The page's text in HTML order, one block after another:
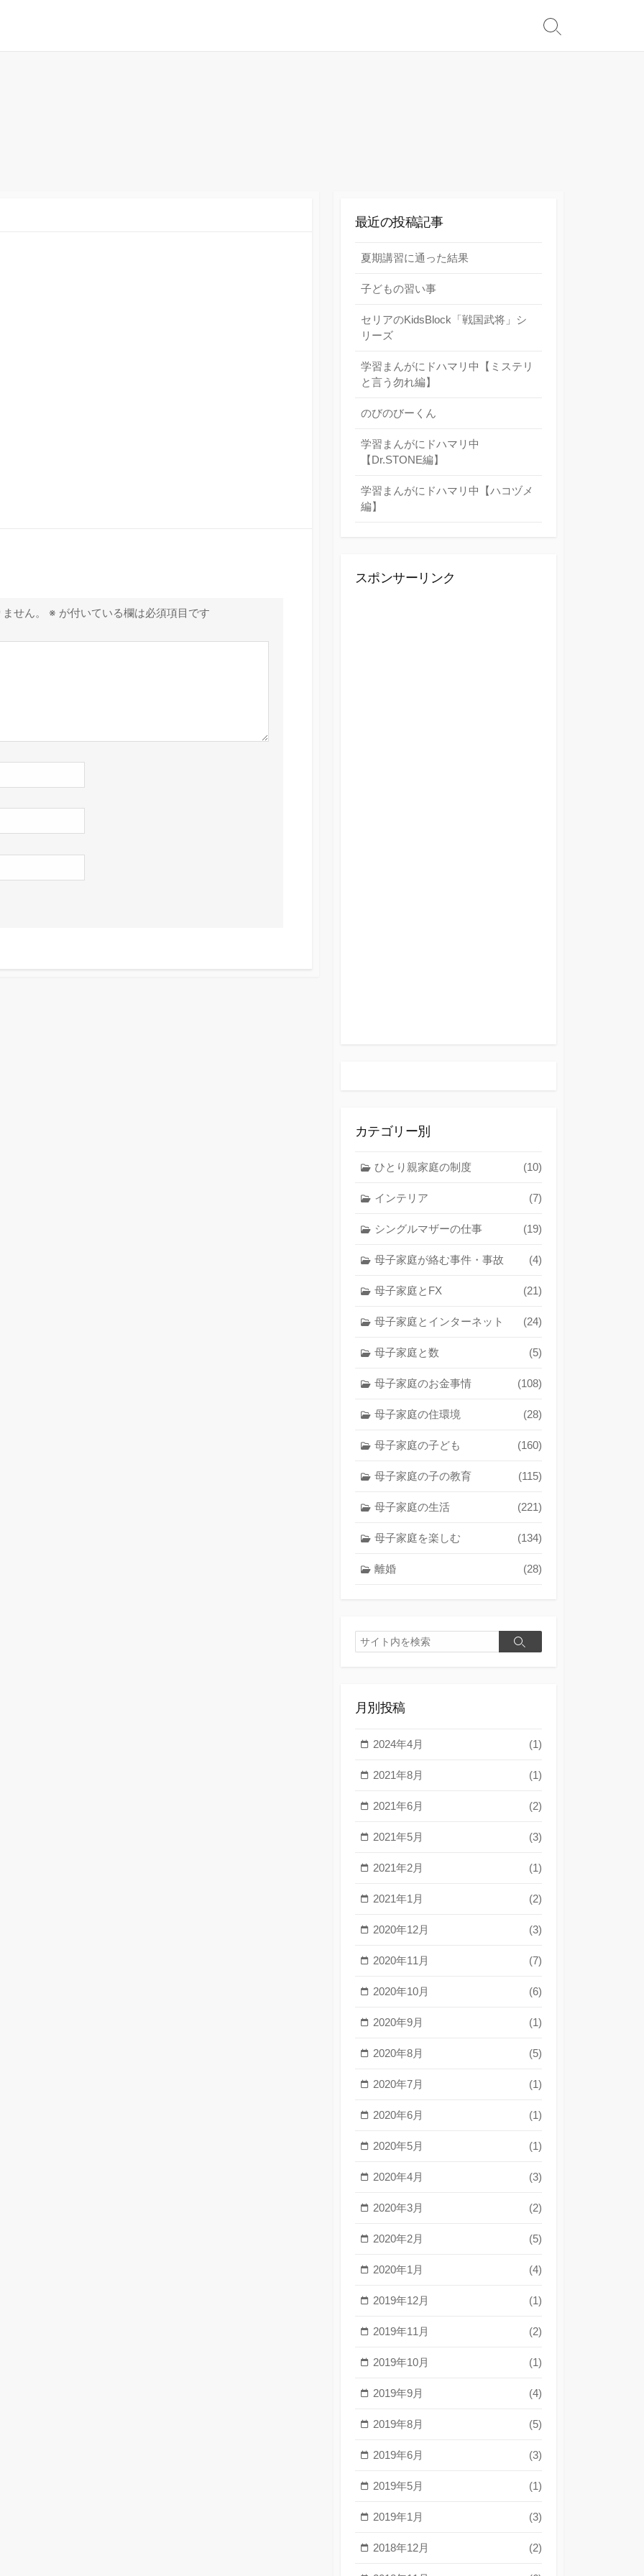
検
せん。 ※ が付いている欄は必須項目です
最近の投稿記事
夏期講習に通った結果
子どもの習い事
セリアのKidsBlock「戦国武将」シ
リーズ
学習まんがにドハマリ中【ミステリ
と言う勿れ編】
のびのびーくん
学習まんがにドハマリ中
【Dr.STONE編】
学習まんがにドハマリ中【ハコヅメ
編】
スポンサーリンク
カテゴリー別
ひとり親家庭の制度 (10)
インテリア (7)
シングルマザーの仕事 (19)
母子家庭が絡む事件・事故 (4)
母子家庭とFX (21)
母子家庭とインターネット (24)
母子家庭と数 (5)
母子家庭のお金事情 (108)
母子家庭の住環境 (28)
母子家庭の子ども (160)
母子家庭の子の教育 (115)
母子家庭の生活 (221)
母子家庭を楽しむ (134)
離婚 (28)
検
索
検
月別投稿
2024年4月 (1)
2021年8月 (1)
2021年6月 (2)
2021年5月 (3)
2021年2月 (1)
2021年1月 (2)
2020年12月 (3)
2020年11月 (7)
2020年10月 (6)
2020年9月 (1)
2020年8月 (5)
2020年7月 (1)
2020年6月 (1)
2020年5月 (1)
2020年4月 (3)
2020年3月 (2)
2020年2月 (5)
2020年1月 (4)
2019年12月 (1)
2019年11月 (2)
2019年10月 (1)
2019年9月 (4)
2019年8月 (5)
2019年6月 (3)
2019年5月 (1)
2019年1月 (3)
2018年12月 (2)